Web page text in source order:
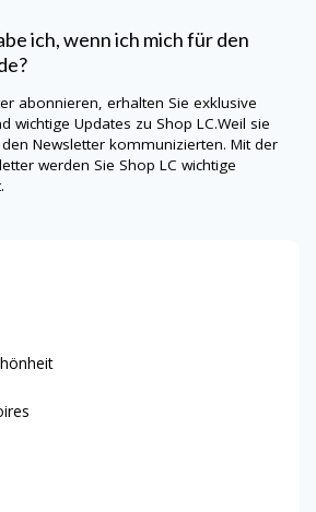
ich, wenn ich mich für den
abonnieren, erhalten Sie exklusive
wichtige Updates zu Shop LC.Weil sie
den Newsletter kommunizierten. Mit der
werden Sie Shop LC wichtige